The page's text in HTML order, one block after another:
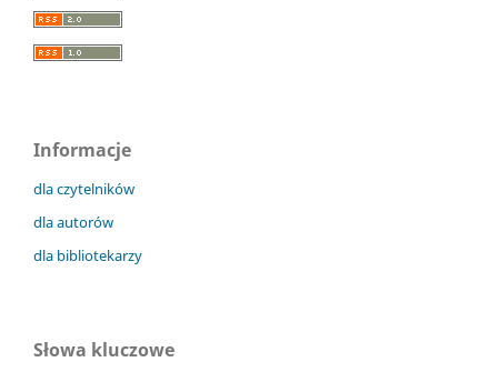
Informacje
dla czytelników
dla autorów
dla bibliotekarzy
Słowa kluczowe